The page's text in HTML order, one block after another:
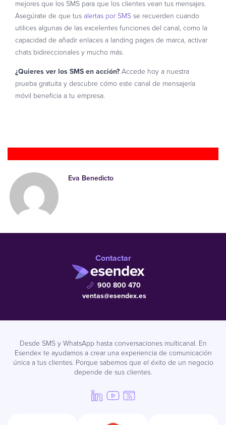
mejores que los SMS para que los clientes vean tus mensajes.
Asegúrate de que tusalertas por SMSse recuerden cuando
utilices algunas de las excelentes funciones del canal, como la
capacidad de añadir enlaces a landing pages de marca, activar
chats bidireccionales y mucho más.
¿Quieres ver los SMS en acción?Accede hoy a nuestra
prueba gratuita y descubre cómo este canal de mensajería
móvil beneficia a tu empresa.
Eva Benedicto
Contactar
900 800 470
ventas@esendex.es
Desde SMS y WhatsApp hasta conversaciones multicanal. En
Esendex te ayudamos a crear una experiencia de comunicación
única a tus clientes. Porque sabemos que el éxito de un negocio
depende de sus clientes.